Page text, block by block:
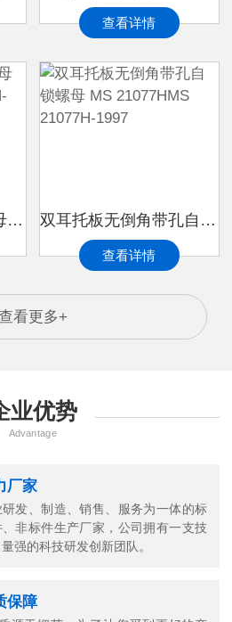
查看详情
双耳托板带孔自锁螺母 MS 21077HMS 21077H-1999 双耳托板无倒角带孔自锁螺母 MS 21077HMS 21077H-1997
查看详情
看更多+
业优势
Advantage
厂家
研发、制造、销售、服务为一体的标
、非标件生产厂家，公司拥有一支技
强的科技研发创新团队。
保障